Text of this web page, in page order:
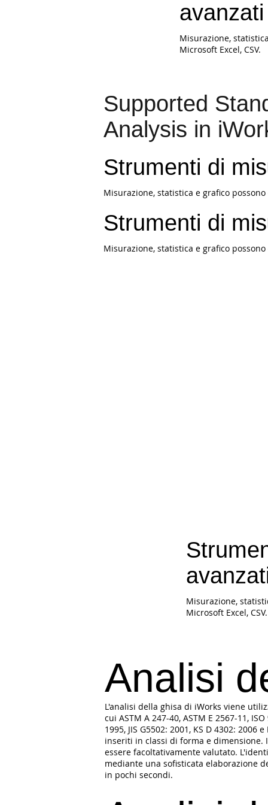
avanzati
Misurazione,
Microsoft Excel, CSV.
Supported
Analysis in
Strumenti di
Misurazione, statistica e grafico
Strumenti di
Misurazione, statistica e grafico
Misurazione,
Microsoft Excel, CSV.
Analisi
L'analisi della ghisa di iWorks viene
cui ASTM A 247-40, ASTM E 2567-11,
1995, JIS G5502: 2001, KS D 4302:
inseriti in classi di forma e
essere facoltativamente valutato.
mediante una sofisticata elaborazione
in pochi secondi.